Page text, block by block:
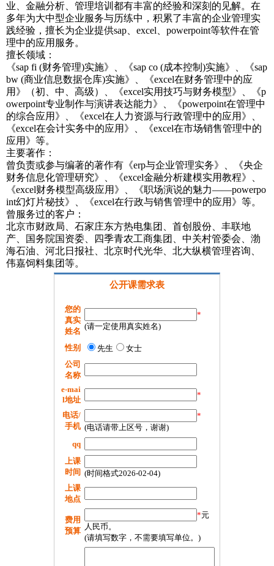
业、金融分析、管理培训都有丰富的经验和深刻的见解。在
多年为大中型企业服务与历练中，积累了丰富的企业管理实
践经验，擅长为企业提供sap、excel、powerpoint等软件在管
理中的应用服务。
擅长领域：
《sap fi (财务管理)实施》、《sap co (成本控制)实施》、《sap
bw (商业信息数据仓库)实施》、《excel在财务管理中的应
用》（初、中、高级）、《excel实用技巧与财务模型》、《p
owerpoint专业制作与演讲表达能力》、《powerpoint在管理中
的综合应用》、《excel在人力资源与行政管理中的应用》、
《excel在会计实务中的应用》、《excel在市场销售管理中的
应用》等。
主要著作：
曾负责或参与编著的著作有《erp与企业管理实务》、《央企
财务信息化管理研究》、《excel金融分析建模实用教程》、
《excel财务模型高级应用》、《职场演说的魅力——powerpo
int幻灯片秘技》、《excel在行政与销售管理中的应用》等。
曾服务过的客户：
北京市财政局、石家庄东方热电集团、首创股份、丰联地
产、国务院国资委、四季青农工商集团、中关村管委会、渤
海石油、河北日报社、北京时代光华、北大纵横管理咨询、
伟嘉饲料集团等。
公开课需求表
您的
真实
姓名
*
(请一定使用真实姓名)
性别 先生
女士
公司
名称
e-mai
l地址
*
电话/
手机
*
(电话请带上区号，谢谢)
qq
上课
时间 (时间格式2026-02-04)
上课
地点
费用
预算
*元
人民币。
(请填写数字，不需要填写单位。)